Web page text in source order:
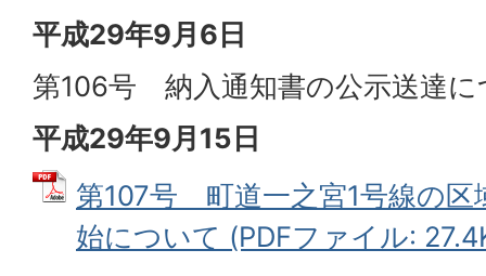
平成29年9月6日
第106号 納入通知書の公示送達に
平成29年9月15日
第107号 町道一之宮1号線の区
始について (PDFファイル: